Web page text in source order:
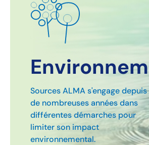
Sources ALMA s'engage depuis
de nombreuses années dans
différentes démarches pour
limiter son impact
environnemental.